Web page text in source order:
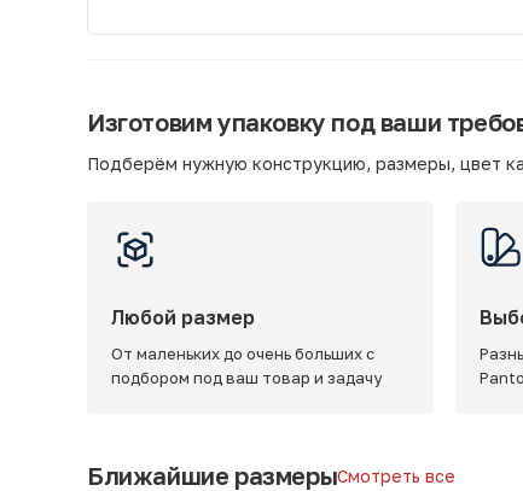
Изготовим упаковку под ваши
Подберём нужную конструкцию, размеры, цвет
Любой размер
От маленьких до очень больших с
подбором под ваш товар и задачу
Ближайшие размерыСмотреть все